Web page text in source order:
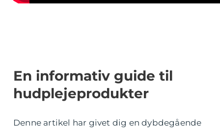
En informativ guide til
hudplejeprodukter
Denne artikel har givet dig en dybdegående